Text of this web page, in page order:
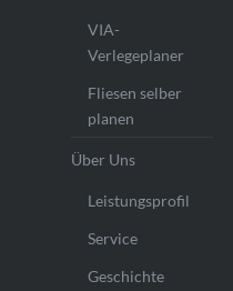
VIA-
Verlegeplaner
Fliesen selber
planen
Über Uns
Leistungsprofil
Service
Geschichte